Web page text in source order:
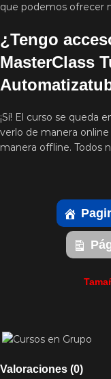
que podemos ofrecer
¿Tengo
MasterClass
¡Sí! El curso se queda
verlo de manera
manera offline. Todos
Valoraciones (0)